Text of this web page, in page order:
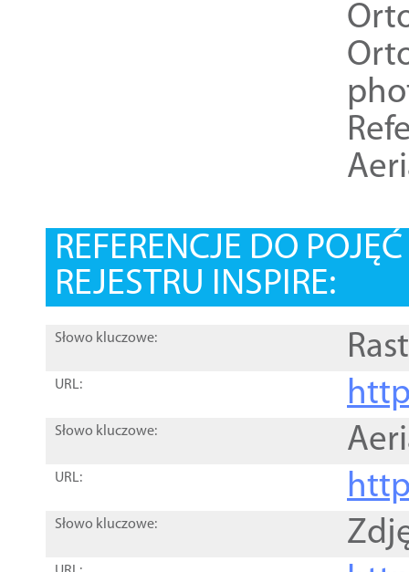
REFERENCJE DO
REJESTRU INSPIRE:
Słowo kluczowe:
URL:
Słowo kluczowe:
URL:
Słowo kluczowe: